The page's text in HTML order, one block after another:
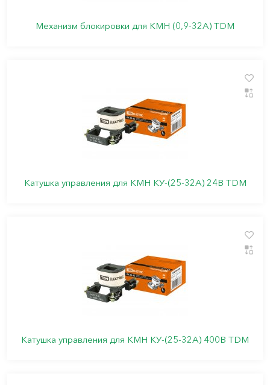
Механизм блокировки для КМН (0,9-32А) TDM
Катушка управления для КМН КУ-(25-32А) 24В TDM
Катушка управления для КМН КУ-(25-32А) 400В TDM